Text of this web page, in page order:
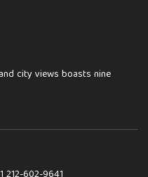
city views boasts nine